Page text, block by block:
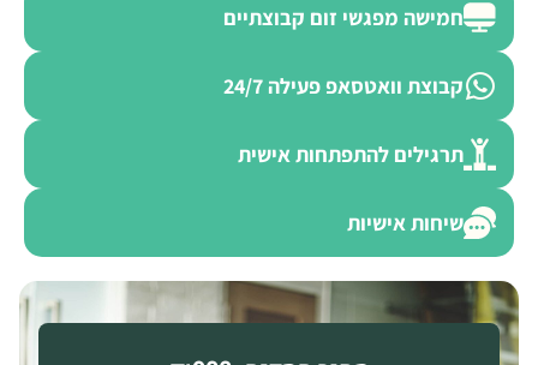
חמישה מפגשי זום קבוצתיים
קבוצת וואטסאפ פעילה 24/7
תרגילים להתפתחות אישית
שיחות אישיות